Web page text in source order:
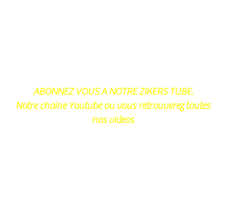
ABONNEZ VOUS A NOTRE ZIKERS TUBE.
Notre chaine Youtube ou vous retrouverez toutes
nos videos